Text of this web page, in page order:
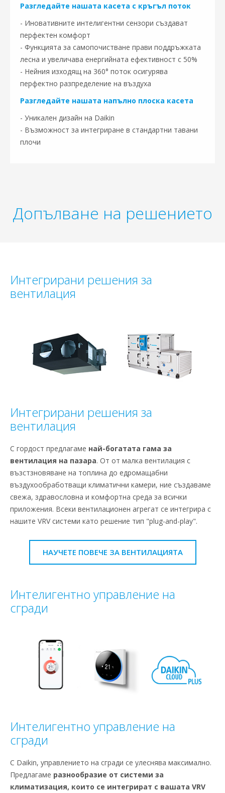
Разгледайте нашата касета с кръгъл поток
- Иновативните интелигентни сензори създават
перфектен комфорт
- Функцията за самопочистване прави поддръжката
лесна и увеличава енергийната ефективност с 50%
- Нейния изходящ на 360° поток осигурява
перфектно разпределение на въздуха
Разгледайте нашата напълно плоска касета
- Уникален дизайн на Daikin
- Възможност за интегриране в стандартни тавани
плочи
Допълване на решението
Интегрирани решения за
вентилация
Интегрирани решения за
вентилация
С гордост предлагаме най-богатата гама за
вентилация на пазара. От от малка вентилация с
възстзновяване на топлина до едромащабни
въздухообработващи климатични камери, ние създаваме
свежа, здравословна и комфортна среда за всички
приложения. Всеки вентилационен агрегат се интегрира с
нашите VRV системи като решение тип "plug-and-play".
НАУЧЕТЕ ПОВЕЧЕ ЗА ВЕНТИЛАЦИЯТА
Интелигентно управление на
сгради
Интелигентно управление на
сгради
С Daikin, управлението на сгради се улеснява максимално.
Предлагаме разнообразие от системи за
климатизация, които се интегрират с вашата VRV